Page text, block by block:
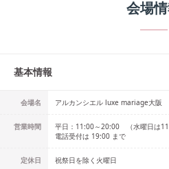
会場
基本情報
会場名 アルカンシエル luxe mariage大阪
営業時間
平日：11:00～20:00 （水曜日は
電話受付は 19:00 まで
定休日 祝祭日を除く火曜日